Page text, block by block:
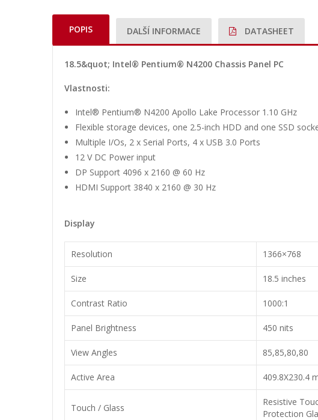
POPIS DALŠÍ INFORMACE DATASHEET
18.5&quot; Intel® Pentium® N4200 Chassis Panel PC
Vlastnosti:
Intel® Pentium® N4200 Apollo Lake Processor 1.10 GHz
Flexible storage devices, one 2.5-inch HDD and one SSD
Multiple I/Os, 2 x Serial Ports, 4 x USB 3.0 Ports
12 V DC Power input
DP Support 4096 x 2160 @ 60 Hz
HDMI Support 3840 x 2160 @ 30 Hz
Display
Resolution 1366×768
Size 18.5 inches
Contrast Ratio 1000:1
Panel Brightness 450 nits
View Angles 85,85,80,80
Active Area 409.8X230.4
Touch / Glass
Resistive
Protection